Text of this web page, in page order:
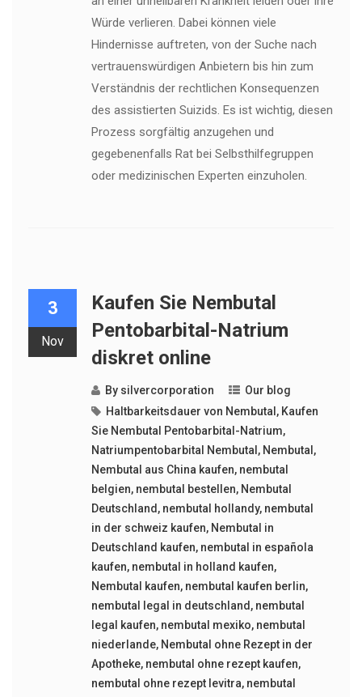
Würde verlieren. Dabei können viele
Hindernisse auftreten, von der Suche nach
vertrauenswürdigen Anbietern bis hin zum
Verständnis der rechtlichen Konsequenzen
des assistierten Suizids. Es ist wichtig, diesen
Prozess sorgfältig anzugehen und
gegebenenfalls Rat bei Selbsthilfegruppen
oder medizinischen Experten einzuholen.
3
Nov
Kaufen Sie Nembutal
Pentobarbital-Natrium
diskret online
By silvercorporation
Our blog
Haltbarkeitsdauer von Nembutal, Kaufen
Sie Nembutal Pentobarbital-Natrium,
Natriumpentobarbital Nembutal, Nembutal,
Nembutal aus China kaufen, nembutal
belgien, nembutal bestellen, Nembutal
Deutschland, nembutal hollandy, nembutal
in der schweiz kaufen, Nembutal in
Deutschland kaufen, nembutal in española
kaufen, nembutal in holland kaufen,
Nembutal kaufen, nembutal kaufen berlin,
nembutal legal in deutschland, nembutal
legal kaufen, nembutal mexiko, nembutal
niederlande, Nembutal ohne Rezept in der
Apotheke, nembutal ohne rezept kaufen,
nembutal ohne rezept levitra, nembutal